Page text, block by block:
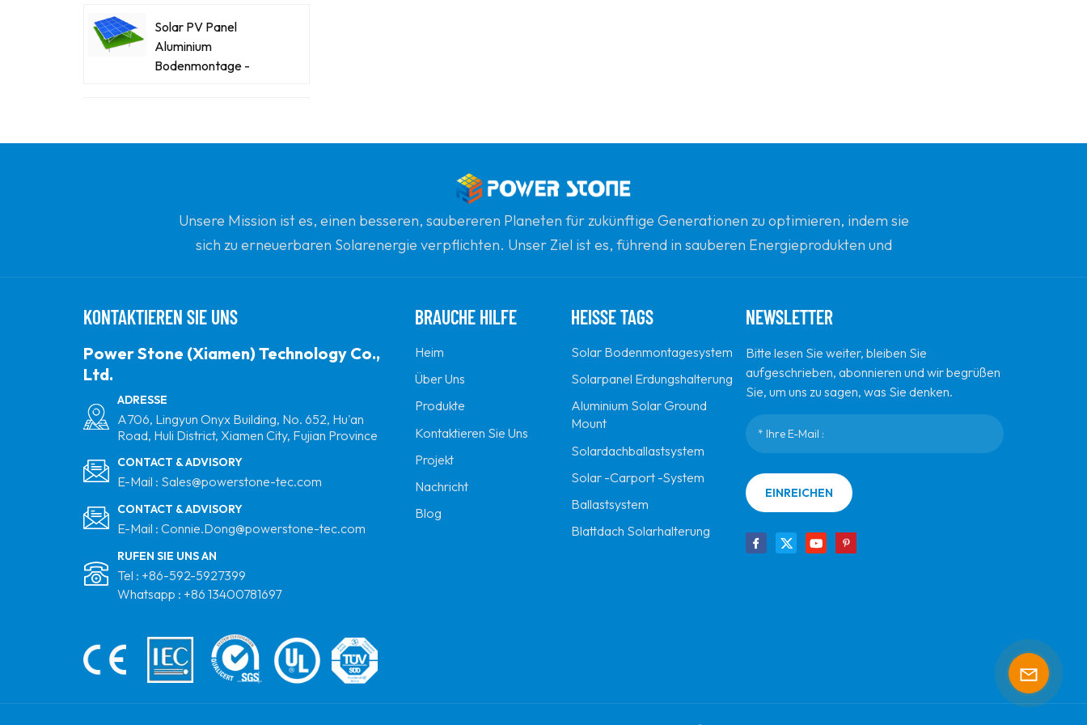
Solar PV Panel
Aluminium
Bodenmontage -
Flachdachdreiecke
Montagehalterung
Ballasted Flat Dach
Matrix Solar
Montagesystem
Metalldach Montage
Aluminium Solar Mini -
Schiene
Aluminiummatrix
Stativ Solar
Montagesystem
Metalldach Railless
Montage Solar Short
Rail Montagestruktur
Vertikale PV -Farmen
Montageklasse
Unsere Mission ist es, einen besseren, saubereren Planeten für zukünftige Generationen zu optimieren, indem sie
sich zu erneuerbaren Solarenergie verpflichten. Unser Ziel ist es, führend in sauberen Energieprodukten und
KONTAKTIEREN SIE UNS
Power Stone (Xiamen) Technology Co.,
Ltd.
ADRESSE
A706, Lingyun Onyx Building, No. 652, Hu'an
Road, Huli District, Xiamen City, Fujian Province
CONTACT & ADVISORY
E-Mail : Sales@powerstone-tec.com
CONTACT & ADVISORY
E-Mail : Connie.Dong@powerstone-tec.com
RUFEN SIE UNS AN
Tel : +86-592-5927399
Whatsapp : +86 13400781697
BRAUCHE HILFE
Heim
Über Uns
Produkte
Kontaktieren Sie Uns
Projekt
Nachricht
Blog
HEISSE TAGS
Solar Bodenmontagesystem
Solarpanel Erdungshalterung
Aluminium Solar Ground
Mount
Solardachballastsystem
Solar -Carport -System
Ballastsystem
Blattdach Solarhalterung
NEWSLETTER
Bitte lesen Sie weiter, bleiben Sie
aufgeschrieben, abonnieren und wir begrüßen
Sie, um uns zu sagen, was Sie denken.
EINREICHEN